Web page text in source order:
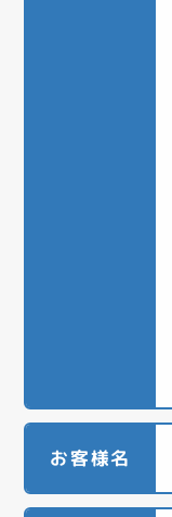
お客様名